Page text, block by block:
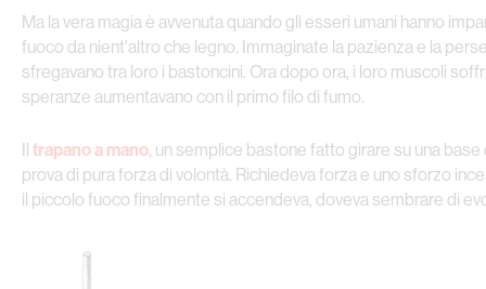
Ma la vera magia è avvenuta quando gli esseri umani hanno
fuoco da nient'altro che legno. Immaginate la pazienza e la
sfregavano tra loro i bastoncini. Ora dopo ora, i loro muscoli
speranze aumentavano con il primo filo di fumo.
Il trapano a mano, un semplice bastone fatto girare su una base
prova di pura forza di volontà. Richiedeva forza e uno sforzo
il piccolo fuoco finalmente si accendeva, doveva sembrare di